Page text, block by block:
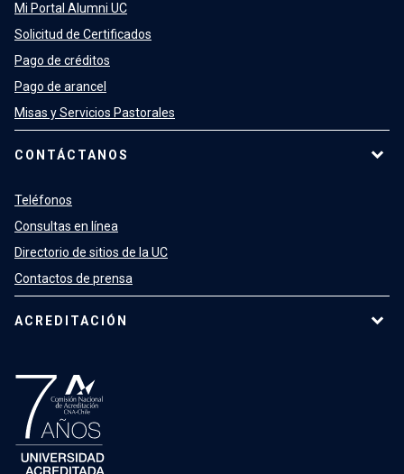
Mi Portal Alumni UC
Solicitud de Certificados
Pago de créditos
Pago de arancel
Misas y Servicios Pastorales
CONTÁCTANOS
Teléfonos
Consultas en línea
Directorio de sitios de la UC
Contactos de prensa
ACREDITACIÓN